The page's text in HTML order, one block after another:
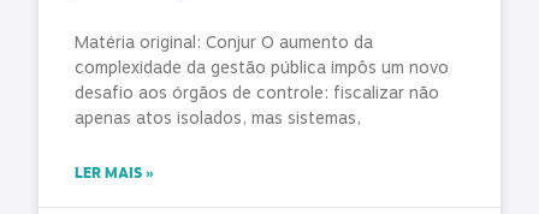
Matéria original: Conjur O aumento da
complexidade da gestão pública impôs um novo
desafio aos órgãos de controle: fiscalizar não
apenas atos isolados, mas sistemas,
LER MAIS »